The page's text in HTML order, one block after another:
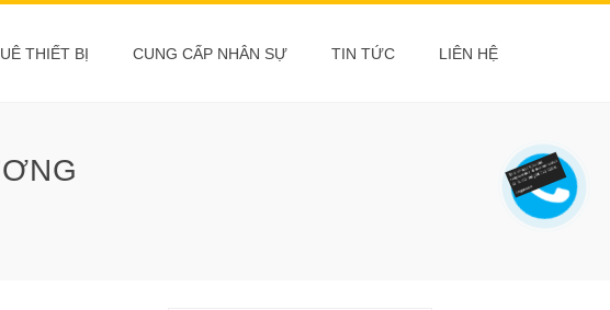
THIẾT BỊ CUNG CẤP NHÂN SỰ TIN TỨC LIÊN HỆ